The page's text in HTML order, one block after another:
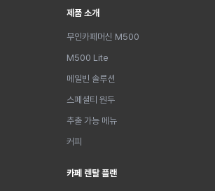
제품 소개
무인카페머신 M500
M500 Lite
메일빈 솔루션
스페셜티 원두
추출 가능 메뉴
커피
카페 렌탈 플랜